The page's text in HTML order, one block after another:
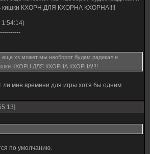
кишки КХОРН ДЛЯ КХОРНА КХОРНА!!!!
еще хз может мы наоборот будем радикал и
КХОРН ДЛЯ КХОРНА КХОРНА!!!!
ли мне времени для игры хотя бы одним
по умолчанию.